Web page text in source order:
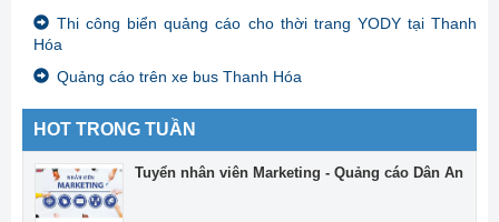
Thi công biển quảng cáo cho thời trang YODY tại Thanh
Hóa
Quảng cáo trên xe bus Thanh Hóa
HOT TRONG TUẦN
Tuyển nhân viên Marketing - Quảng cáo Dân An